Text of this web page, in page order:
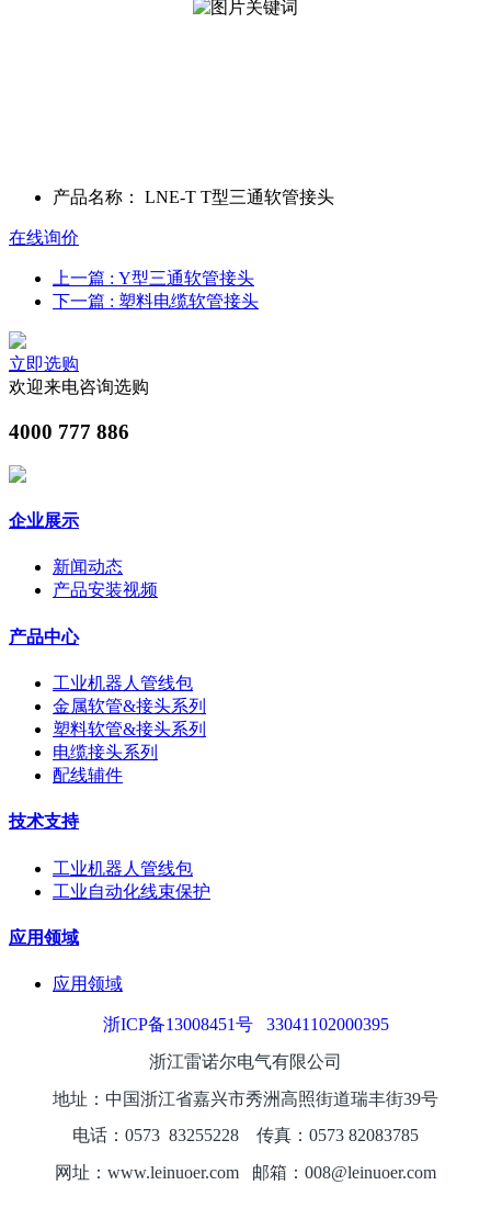
产品名称： LNE-T T型三通软管接头
在线询价
上一篇 : Y型三通软管接头
下一篇 : 塑料电缆软管接头
立即选购
欢迎来电咨询选购
4000 777 886
企业展示
新闻动态
产品安装视频
产品中心
工业机器人管线包
金属软管&接头系列
塑料软管&接头系列
电缆接头系列
配线辅件
技术支持
工业机器人管线包
工业自动化线束保护
应用领域
应用领域
浙ICP备13008451号
33041102000395
浙江雷诺尔电气有限公司
地址：中国浙江省嘉兴市秀洲高照街道瑞丰街39号
电话：0573 83255228
传真：0573 82083785
网址：www.leinuoer.com 邮箱：008@leinuoer.com